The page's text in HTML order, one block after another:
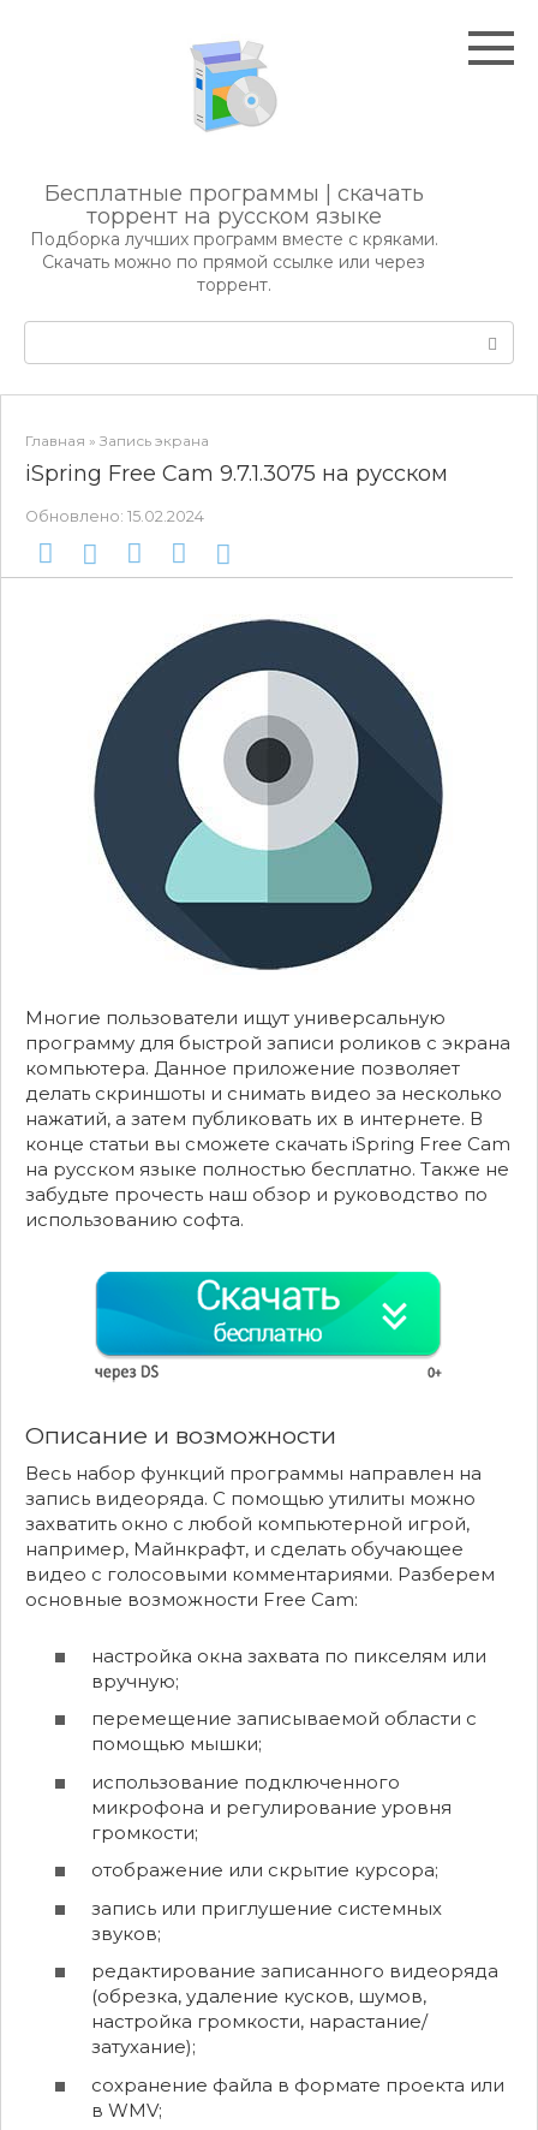
Бесплатные программы | скачать
торрент на русском языке
Подборка лучших программ вместе с кряками.
Скачать можно по прямой ссылке или через
торрент.
Главная » Запись экрана
iSpring Free Cam 9.7.1.3075 на русском
Обновлено: 15.02.2024
Многие пользователи ищут универсальную
программу для быстрой записи роликов с экрана
компьютера. Данное приложение позволяет
делать скриншоты и снимать видео за несколько
нажатий, а затем публиковать их в интернете. В
конце статьи вы сможете скачать iSpring Free Cam
на русском языке полностью бесплатно. Также не
забудьте прочесть наш обзор и руководство по
использованию софта.
Описание и возможности
Весь набор функций программы направлен на
запись видеоряда. С помощью утилиты можно
захватить окно с любой компьютерной игрой,
например, Майнкрафт, и сделать обучающее
видео с голосовыми комментариями. Разберем
основные возможности Free Cam:
настройка окна захвата по пикселям или
вручную;
перемещение записываемой области с
помощью мышки;
использование подключенного
микрофона и регулирование уровня
громкости;
отображение или скрытие курсора;
запись или приглушение системных
звуков;
редактирование записанного видеоряда
(обрезка, удаление кусков, шумов,
настройка громкости, нарастание/
затухание);
сохранение файла в формате проекта или
в WMV;